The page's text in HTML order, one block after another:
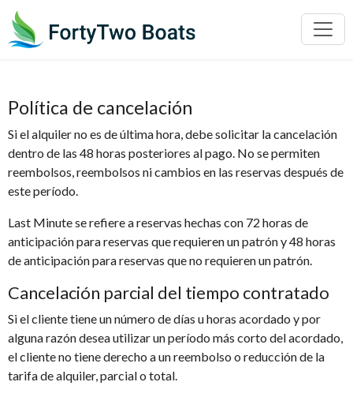
Política de cancelación
Si el alquiler no es de última hora, debe solicitar la cancelación
dentro de las 48 horas posteriores al pago. No se permiten
reembolsos, reembolsos ni cambios en las reservas después de
este período.
Last Minute se refiere a reservas hechas con 72 horas de
anticipación para reservas que requieren un patrón y 48 horas
de anticipación para reservas que no requieren un patrón.
Cancelación parcial del tiempo contratado
Si el cliente tiene un número de días u horas acordado y por
alguna razón desea utilizar un período más corto del acordado,
el cliente no tiene derecho a un reembolso o reducción de la
tarifa de alquiler, parcial o total.